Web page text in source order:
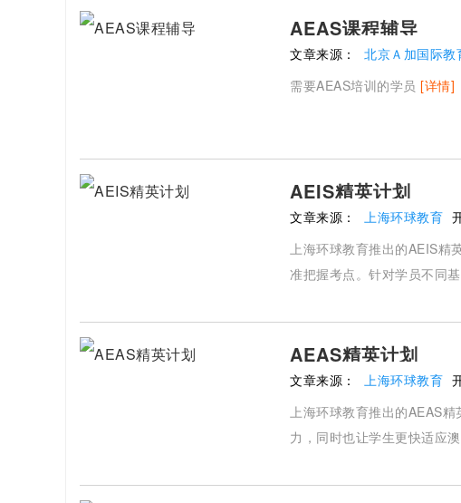
AEAS课程辅导
文章来源： 北京Ａ加国际教
需要AEAS培训的学员 [详情]
AEIS精英计划
文章来源： 上海环球教育
上海环球教育推出的AEIS精
准把握考点。针对学员不同
AEAS精英计划
文章来源： 上海环球教育
上海环球教育推出的AEAS
力，同时也让学生更快适应